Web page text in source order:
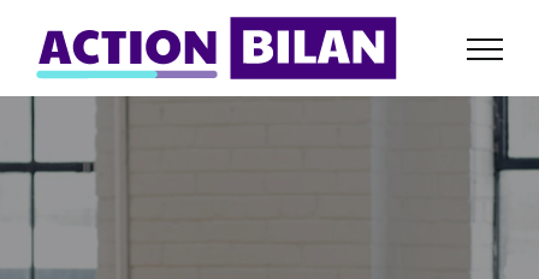
contenu